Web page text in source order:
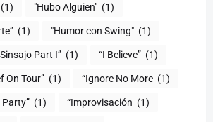
(1) "Hubo Alguien" (1)
(1) "Humor con Swing" (1)
(1) “I Believe” (1)
On Tour” (1) “Ignore No More (1)
Party” (1) “Improvisación (1)